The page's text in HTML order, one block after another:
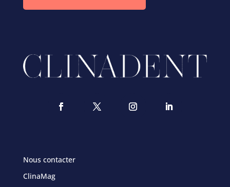
Nous contacter
ClinaMag